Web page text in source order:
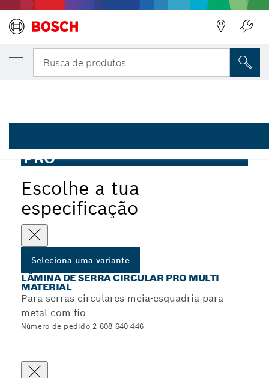
Busca de produtos
PRO
Escolhe a tua
especificação
Seleciona uma variante
LÂMINA DE SERRA CIRCULAR PRO MULTI
MATERIAL
Para serras circulares meia-esquadria para
metal com fio
Número de pedido 2 608 640 446
A VARIANTE QUE SELECIONASTE
Lâmina de serra circular PRO Multi
2 608 640 446